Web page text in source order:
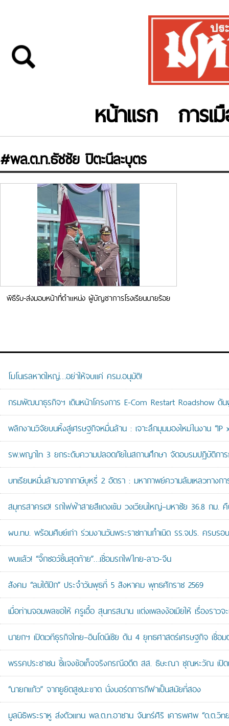
หน้าแรก การเ
#พล.ต.ท.ธัชชัย ปิตะนีละบุตร
พิธีรับ-ส่งมอบหน้าที่ตำแหน่ง ผู้บัญชาการโรงเรียนนายร้อย
โมโนเรลหาดใหญ่…อย่าให้จบแค่ ครม.อนุมัติ!
กรมพัฒนาธุรกิจฯ เดินหน้าโครงการ E-Com Restart Roadshow ดั
พลิกงานวิจัยบนหิ้งสู่เศรษฐกิจหมื่นล้าน : เจาะลึกมุมมองใหม่ในงาน “IP
รพ.พญาไท 3 ยกระดับความปลอดภัยในสถานศึกษา จัดอบรมปฏิบัติกา
บทเรียนหมื่นล้านจากภาษีบุหรี่ 2 อัตรา : มหากาพย์ความล้มเหลวทางก
สมุทรสาครเฮ! รถไฟฟ้าสายสีแดงเข้ม วงเวียนใหญ่–มหาชัย 36.8 ก
ผบ.ทบ. พร้อมศิษย์เก่า ร่วมงานวันพระราชทานกำเนิด รร.จปร. ครบ
พบแล้ว! “จิ๊กซอว์ชิ้นสุดท้าย”…เชื่อมรถไฟไทย-ลาว-จีน
สังคม “ลมใต้ปีก” ประจำวันพุธที่ 5 สิงหาคม พุทธศักราช 2569
เมื่อท่านจอมพลขอให้ ครูเอื้อ สุนทรสนาน แต่งเพลงง้อเมียให้ เรื่องราวจะ
นายกฯ เปิดเวทีธุรกิจไทย–อินโดนีเซีย ดัน 4 ยุทธศาสตร์เศรษฐกิจ เ
พรรคประชาชน ชี้แจงข้อเท็จจริงกรณีอดีต สส. ธิษะณา ชุณหะวัณ เปิด
“นายกแก้ว” จากยูยิตสูชนะขาด นั่งบอร์ดการกีฬาเป็นสมัยที่สอง
มูลนิธิพระราหู ส่งตัวแทน พล.ต.ท.อาชาน จันทร์ศิริ เคารพศพ “ด.ต.วิท